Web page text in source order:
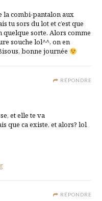
la combi-pantalon aux
tu sors du lot et c’est que
quelque sorte. Alors comme
souche lol^^, on en
bonne journée
RÉPONDRE
et elle te va
que ca existe, et alors? lol
RÉPONDRE